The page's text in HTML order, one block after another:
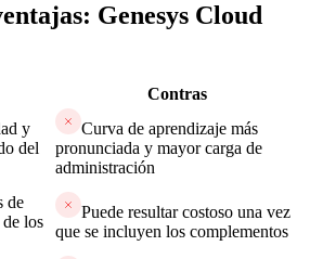
Genesys Cloud
Contras
y
del
Curva de aprendizaje más
pronunciada y mayor carga de
administración
de
los
Puede resultar costoso una vez
que se incluyen los complementos